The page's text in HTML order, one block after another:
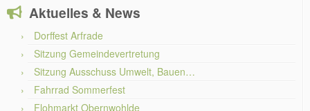
Aktuelles & News
Dorffest Arfrade
Sitzung Gemeindevertretung
Sitzung Ausschuss Umwelt, Bauen…
Fahrrad Sommerfest
Flohmarkt Obernwohlde